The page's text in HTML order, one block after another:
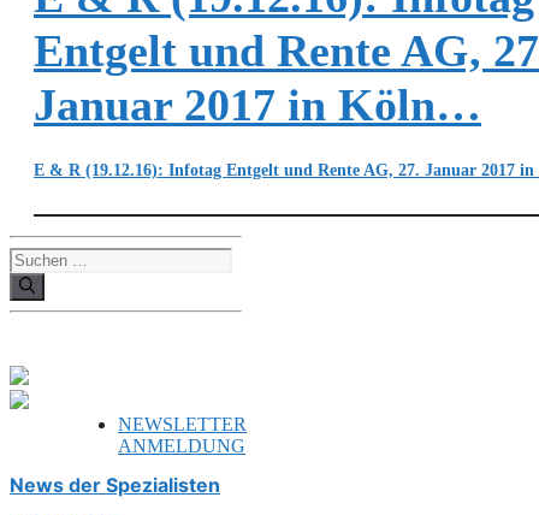
Entgelt und Rente AG,
Januar 2017 in Köln…
E & R (19.12.16): Infotag Entgelt und Rente AG, 27. Januar 2017
Suchen
nach:
NEWSLETTER
ANMELDUNG
News der Spezialisten